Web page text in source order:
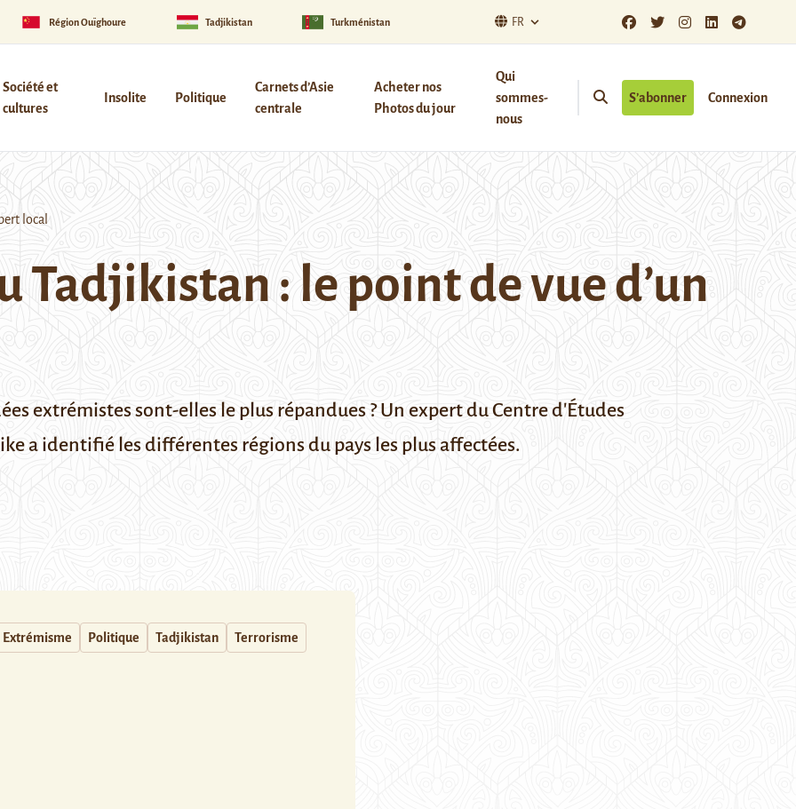
Région Ouïghoure Tadjikistan Turkménistan FR
Société et
cultures
Insolite Politique
Carnets d’Asie
centrale
Acheter nos
Photos du jour
Qui
sommes-
nous
S’abonner Connexion
local
Tadjikistan : le point de vue d’un
extrémistes sont-elles le plus répandues ? Un expert du Centre d'Études
a identifié les différentes régions du pays les plus affectées.
Extrémisme Politique Tadjikistan Terrorisme